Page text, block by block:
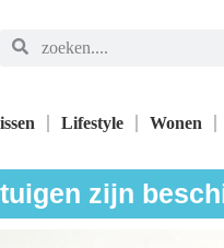
Lifestyle Wonen
zijn